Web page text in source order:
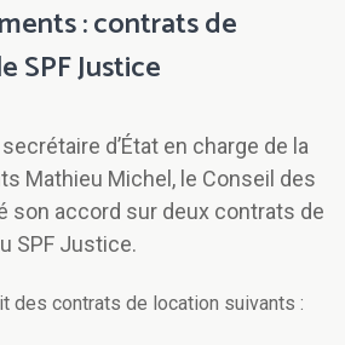
: contrats de
SPF Justice
d’État en charge de la
Mathieu Michel, le Conseil des
son accord sur deux contrats de
SPF Justice.
des contrats de location suivants :